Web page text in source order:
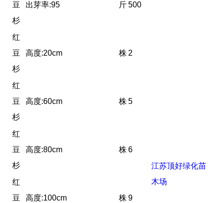
豆
杉
出芽率:95 斤500
红
豆
杉
高度:20cm 株 2
江苏顶好绿化苗
木场
红
豆
杉
高度:60cm 株5
红
豆
杉
高度:80cm 株6
红
豆
高度:100cm 株9